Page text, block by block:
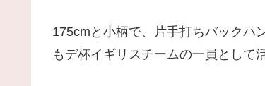
175cmと小柄で、片手打ちバックハ
もデ杯イギリスチームの一員として